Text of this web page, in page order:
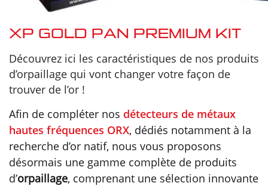
XP GOLD PAN PREMIUM KIT
Découvrez ici les caractéristiques de nos produits
d’orpaillage qui vont changer votre façon de
trouver de l’or !
Afin de compléter nos détecteurs de métaux
hautes fréquences ORX, dédiés notamment à la
recherche d’or natif, nous vous proposons
désormais une gamme complète de produits
d’orpaillage, comprenant une sélection innovante